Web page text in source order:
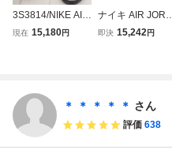
3S3814/NIKE AIR
JORDAN 5 RETR
現在 15,180円
ナイキ AIR JORD
AN 5 RETRO OG
m DA1911-102
即決 15,242円
＊ ＊ ＊ ＊ ＊ さん
評価 638